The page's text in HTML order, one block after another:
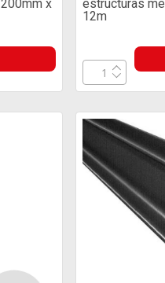
x
estructuras
12m